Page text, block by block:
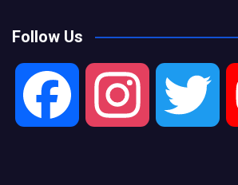
Follow Us